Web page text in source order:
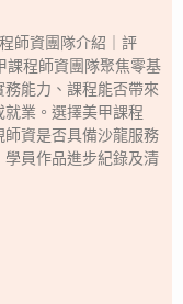
師資團隊介紹｜評
課程師資團隊聚焦零基
能力、課程能否帶來
業。選擇美甲課程
資是否具備沙龍服務
員作品進步紀錄及清